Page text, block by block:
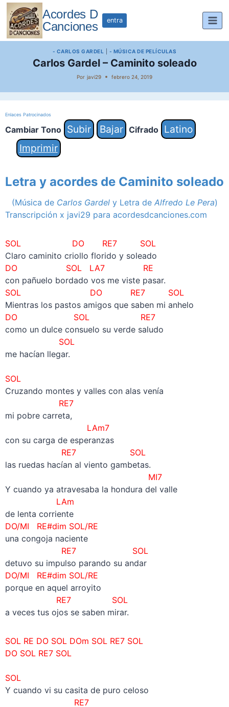
Saltar
contenido
Acordes D
Canciones
entra
- CARLOS GARDEL - MÚSICA DE PELÍCULAS
Carlos Gardel – Caminito soleado
Por javi29 febrero 24, 2019
Enlaces Patrocinados
Cambiar Tono Subir Bajar Cifrado
Latino
Imprimir
Letra y acordes de Caminito soleado
(Música de Carlos Gardel y Letra de Alfredo Le Pera)
Transcripción x javi29 para acordesdcanciones.com
SOL DO RE7 SOL
Claro caminito criollo florido y soleado
DO SOL LA7 RE
con pañuelo bordado vos me viste pasar.
SOL DO RE7 SOL
Mientras los pastos amigos que saben mi anhelo
DO SOL RE7
como un dulce consuelo su verde saludo
SOL
me hacían llegar.
SOL
Cruzando montes y valles con alas venía
RE7
mi pobre carreta,
LAm7
con su carga de esperanzas
RE7 SOL
las ruedas hacían al viento gambetas.
MI7
Y cuando ya atravesaba la hondura del valle
LAm
de lenta corriente
DO/MI RE#dim SOL/RE
una congoja naciente
RE7 SOL
detuvo su impulso parando su andar
DO/MI RE#dim SOL/RE
porque en aquel arroyito
RE7 SOL
a veces tus ojos se saben mirar.
SOL RE DO SOL DOm SOL RE7 SOL
DO SOL RE7 SOL
SOL
Y cuando vi su casita de puro celoso
RE7